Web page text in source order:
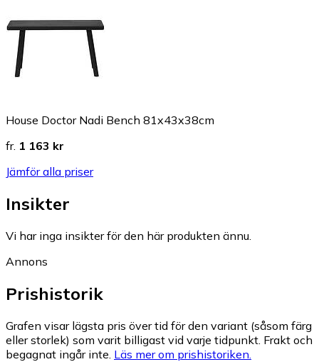
House Doctor Nadi Bench 81x43x38cm
fr. 1 163 kr
Jämför alla priser
Insikter
Vi har inga insikter för den här produkten ännu.
Annons
Prishistorik
Grafen visar lägsta pris över tid för den variant (såsom färg
eller storlek) som varit billigast vid varje tidpunkt. Frakt och
begagnat ingår inte. Läs mer om prishistoriken.